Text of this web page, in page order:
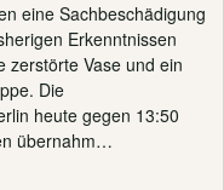
eine Sachbeschädigung
Erkenntnissen
zerstörte Vase und ein
Die
heute gegen 13:50
übernahm…